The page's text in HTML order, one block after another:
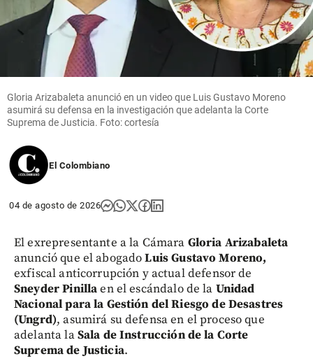
Gloria Arizabaleta anunció en un video que Luis Gustavo Moreno
asumirá su defensa en la investigación que adelanta la Corte
Suprema de Justicia. Foto: cortesía
El Colombiano
04 de agosto de 2026
El exrepresentante a la Cámara Gloria Arizabaleta
anunció que el abogadoLuis Gustavo Moreno,
exfiscal anticorrupción y actual defensor de
Sneyder Pinillaen el escándalo de la Unidad
Nacional para la Gestión del Riesgo de Desastres
(Ungrd), asumirá su defensa en el proceso que
adelanta laSala de Instrucción de la Corte
Suprema de Justicia.